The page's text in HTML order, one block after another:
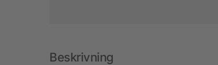
Beskrivning